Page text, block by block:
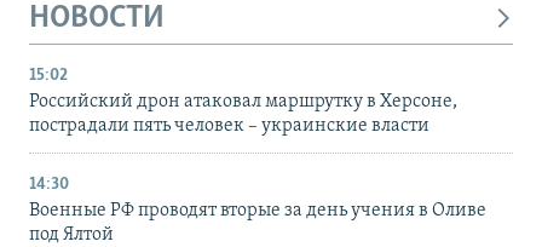
НОВОСТИ
15:02
Российский дрон атаковал маршрутку в Херсоне,
пострадали пять человек – украинские власти
14:30
Военные РФ проводят вторые за день учения в Оливе
под Ялтой